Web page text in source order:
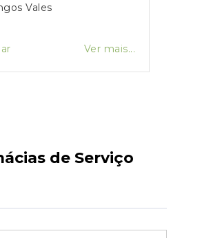
Vales
Ver mais...
de Serviço